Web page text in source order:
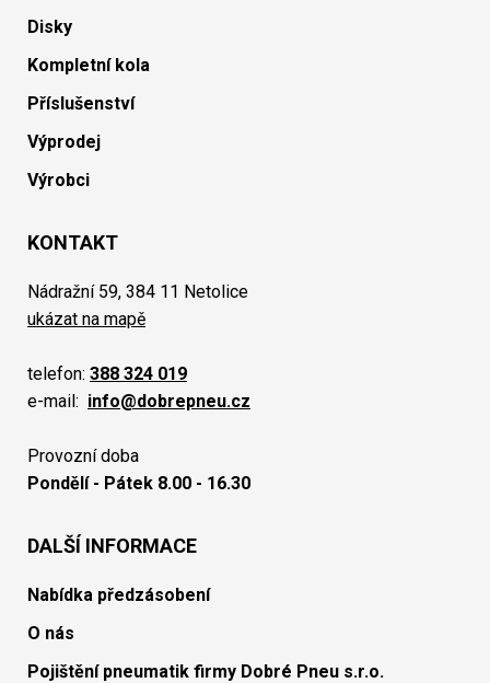
Disky
Kompletní kola
Příslušenství
Výprodej
Výrobci
KONTAKT
Nádražní 59, 384 11 Netolice
ukázat na mapě
telefon: 388 324 019
e-mail: info@dobrepneu.cz
Provozní doba
Pondělí - Pátek 8.00 - 16.30
DALŠÍ INFORMACE
Nabídka předzásobení
O nás
Pojištění pneumatik firmy Dobré Pneu s.r.o.